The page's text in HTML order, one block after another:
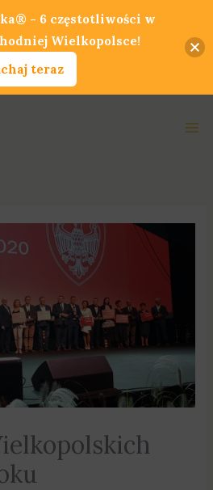
- 6 częstotliwości w
Wielkopolsce!
teraz